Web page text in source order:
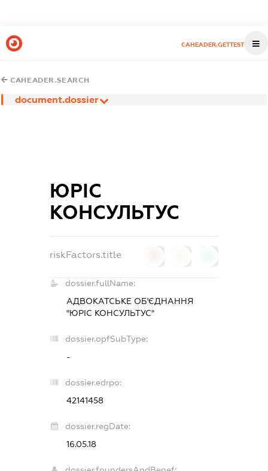
CAHEADER.GETTEST
CAHEADER.SEARCH
document.dossier
ЮРІС
КОНСУЛЬТУС
riskFactors.title
dossier.fullName:
АДВОКАТСЬКЕ ОБ'ЄДНАННЯ
"ЮРІС КОНСУЛЬТУС"
dossier.opfSubType:
-
dossier.edrpo:
42141458
dossier.regDate:
16.05.18